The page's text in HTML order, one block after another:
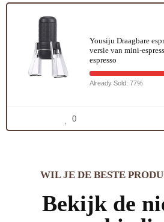
Yousiju Draagbare
versie van mini-
espresso
Already Sold: 77%
0
WIL JE DE BESTE
Bekijk de